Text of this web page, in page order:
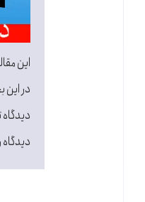
این
در این
دیدگاه
دیدگاه